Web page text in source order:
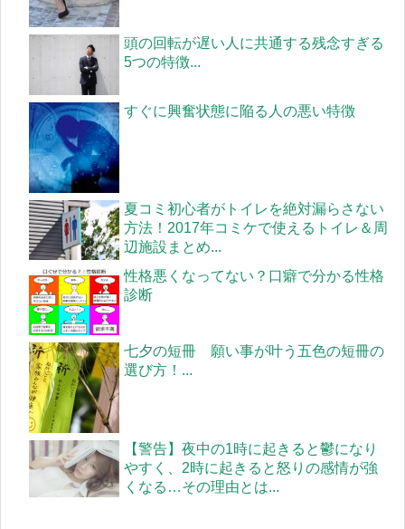
頭の回転が遅い人に共通する残念すぎる
5つの特徴...
すぐに興奮状態に陥る人の悪い特徴
夏コミ初心者がトイレを絶対漏らさない
方法！2017年コミケで使えるトイレ＆周
辺施設まとめ...
性格悪くなってない？口癖で分かる性格
診断
七夕の短冊 願い事が叶う五色の短冊の
選び方！...
【警告】夜中の1時に起きると鬱になり
やすく、2時に起きると怒りの感情が強
くなる…その理由とは...